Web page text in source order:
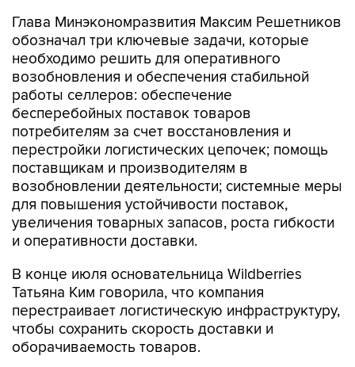
Глава Минэкономразвития Максим Решетников
обозначал три ключевые задачи, которые
необходимо решить для оперативного
возобновления и обеспечения стабильной
работы селлеров: обеспечение
бесперебойных поставок товаров
потребителям за счет восстановления и
перестройки логистических цепочек; помощь
поставщикам и производителям в
возобновлении деятельности; системные меры
для повышения устойчивости поставок,
увеличения товарных запасов, роста гибкости
и оперативности доставки.
В конце июля основательница Wildberries
Татьяна Ким говорила, что компания
перестраивает логистическую инфраструктуру,
чтобы сохранить скорость доставки и
оборачиваемость товаров.